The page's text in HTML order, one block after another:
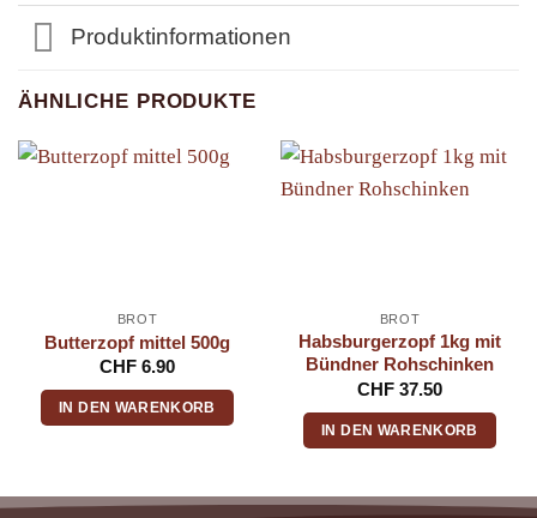
Produktinformationen
ÄHNLICHE PRODUKTE
BROT
Butterzopf mittel 500g
CHF 6.90
IN DEN WARENKORB
BROT
Habsburgerzopf 1kg mit
Bündner Rohschinken
CHF 37.50
IN DEN WARENKORB